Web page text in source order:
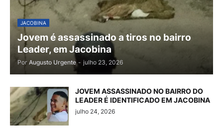
JACOBINA
Jovem é assassinado a tiros no bairro
Leader, em Jacobina
Por Augusto Urgente - julho 23, 2026
JOVEM ASSASSINADO NO BAIRRO DO
LEADER É IDENTIFICADO EM JACOBINA
julho 24, 2026